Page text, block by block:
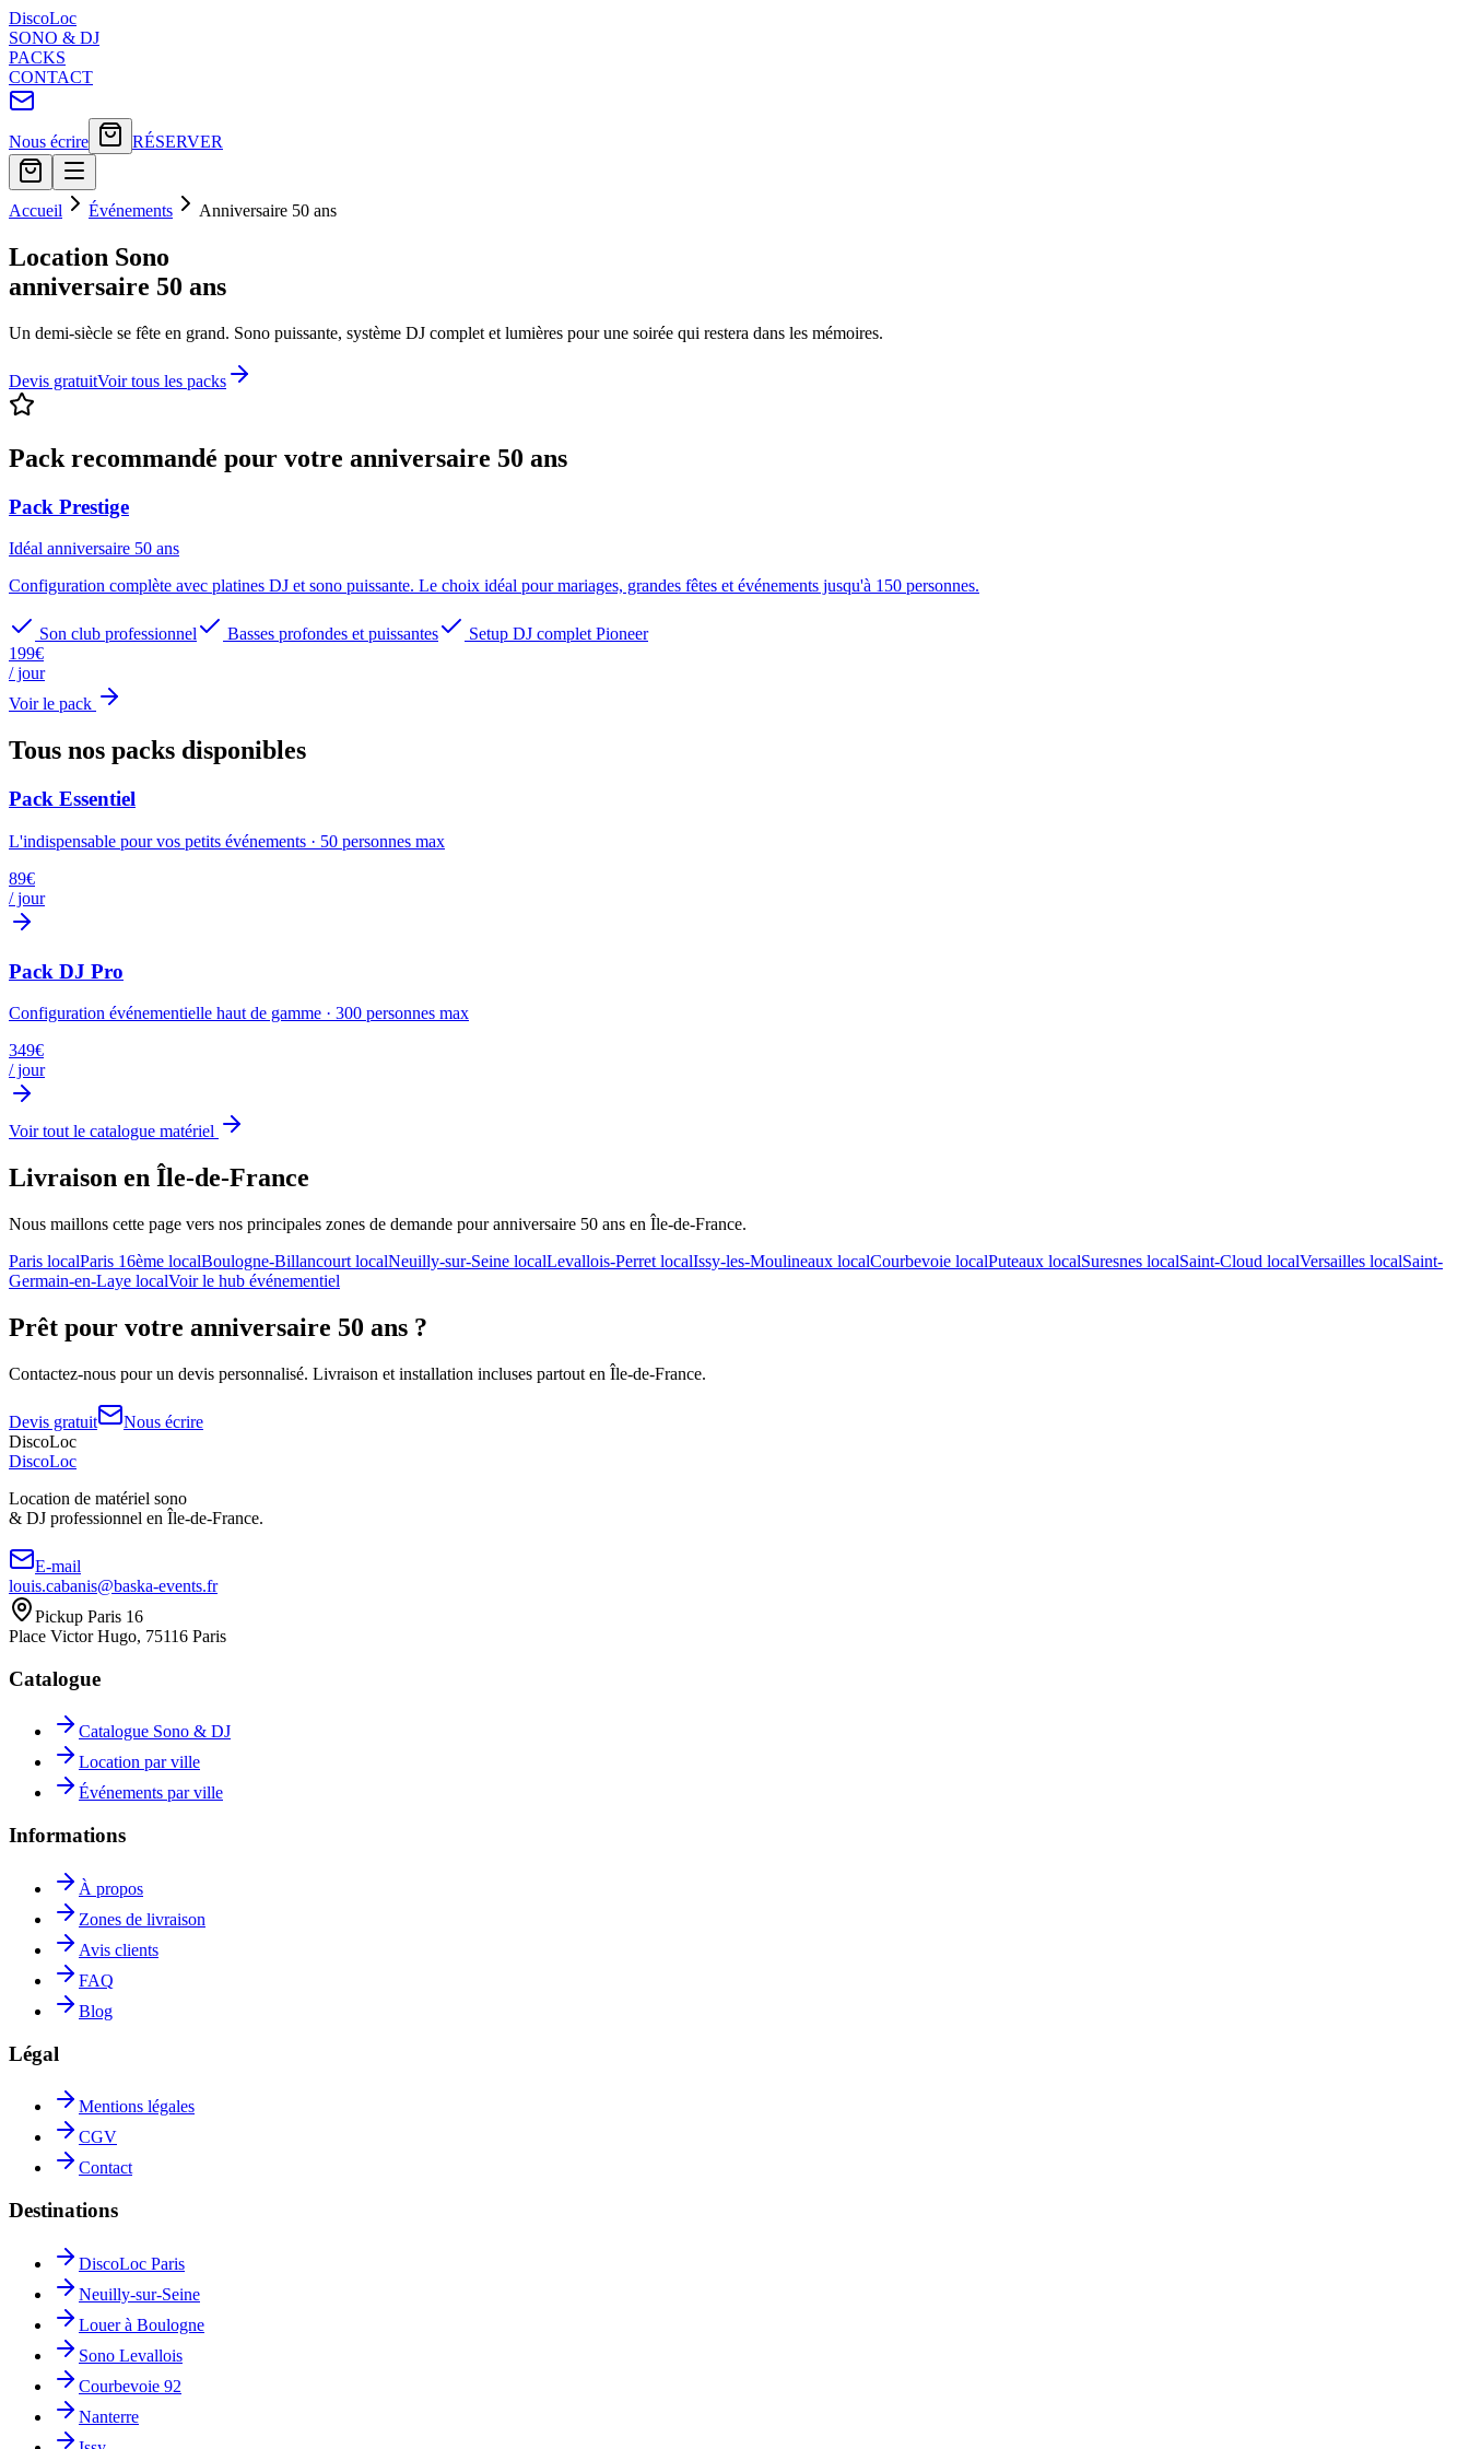
DiscoLoc
SONO & DJ
PACKS
CONTACT
Nous écrire RÉSERVER
Accueil Événements Anniversaire 50 ans
Location Sono
anniversaire 50 ans
Un demi-siècle se fête en grand. Sono puissante, système DJ complet et lumières pour une soirée qui restera dans les mémoires.
Devis gratuitVoir tous les packs
Pack recommandé pour votre anniversaire 50 ans
Pack Prestige
Idéal anniversaire 50 ans
Configuration complète avec platines DJ et sono puissante. Le choix idéal pour mariages, grandes fêtes et événements jusqu'à 150 personnes.
Son club professionnel Basses profondes et puissantes
Setup DJ complet Pioneer
199€
/ jour
Voir le pack
Tous nos packs disponibles
Pack Essentiel
L'indispensable pour vos petits événements · 50 personnes max
89€
/ jour
Pack DJ Pro
Configuration événementielle haut de gamme · 300 personnes max
349€
/ jour
Voir tout le catalogue matériel
Livraison en Île-de-France
Nous maillons cette page vers nos principales zones de demande pouranniversaire 50 ans en Île-de-France.
Paris localParis 16ème localBoulogne-Billancourt localNeuilly-sur-Seine localLevallois-Perret localIssy-les-Moulineaux localCourbevoie localPuteaux localSuresnes localSaint-Cloud localVersailles localSaint-
Germain-en-Laye localVoir le hub événementiel
Prêt pour votre anniversaire 50 ans ?
Contactez-nous pour un devis personnalisé. Livraison et installation incluses partout en Île-de-France.
Devis gratuit
Nous écrire
DiscoLoc
DiscoLoc
Location de matériel sono
& DJ professionnel en Île-de-France.
E-mail
louis.cabanis@baska-events.fr
Pickup Paris 16
Place Victor Hugo, 75116 Paris
Catalogue
Catalogue Sono & DJ
Location par ville
Événements par ville
Informations
À propos
Zones de livraison
Avis clients
FAQ
Blog
Légal
Mentions légales
CGV
Contact
Destinations
DiscoLoc Paris
Neuilly-sur-Seine
Louer à Boulogne
Sono Levallois
Courbevoie 92
Nanterre